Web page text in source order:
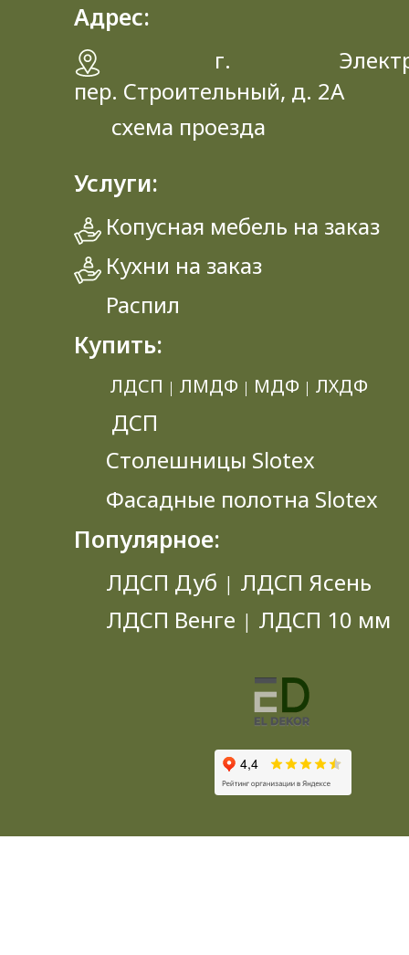
Адрес:
г.
пер. Строительный, д. 2A
схема проезда
Услуги:
Копусная мебель на заказ
Кухни на заказ
Распил
Купить:
ЛДСП | ЛМДФ | МДФ | ЛХДФ
ДСП
Столешницы Slotex
Фасадные полотна Slotex
Популярное:
ЛДСП Дуб | ЛДСП Ясень
ЛДСП Венге | ЛДСП 10 мм